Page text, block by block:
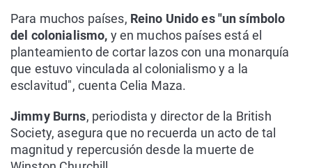
Para muchos países, Reino Unido es "un símbolo
del colonialismo, y en muchos países está el
planteamiento de cortar lazos con una monarquía
que estuvo vinculada al colonialismo y a la
esclavitud", cuenta Celia Maza.
Jimmy Burns, periodista y director de la British
Society, asegura que no recuerda un acto de tal
magnitud y repercusión desde la muerte de